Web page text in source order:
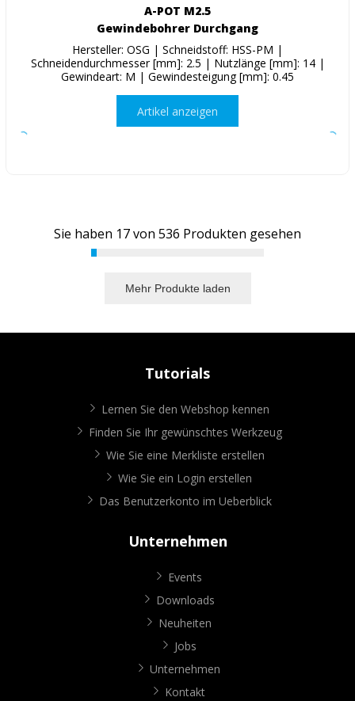
A-POT M2.5
Gewindebohrer Durchgang
Hersteller: OSG | Schneidstoff: HSS-PM |
Schneidendurchmesser [mm]: 2.5 | Nutzlänge [mm]: 14 |
Gewindeart: M | Gewindesteigung [mm]: 0.45
Artikel anzeigen
Sie haben 17von 536 Produkten gesehen
Mehr Produkte laden
Tutorials
Lernen Sie den Webshop kennen
Finden Sie Ihr gewünschtes Werkzeug
Wie Sie eine Merkliste erstellen
Wie Sie ein Login erstellen
Das Benutzerkonto im Ueberblick
Unternehmen
Events
Downloads
Neuheiten
Jobs
Unternehmen
Kontakt